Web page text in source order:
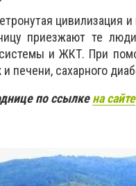
цивилизация
приезжают те
и ЖКТ. При
печени, сахарного
по ссылкена сайте